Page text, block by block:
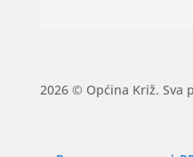
2026 © Općina Križ. Sva